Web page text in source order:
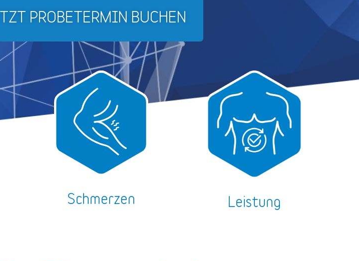
PROBETERMIN BUCHEN
Schmerzen Leistung